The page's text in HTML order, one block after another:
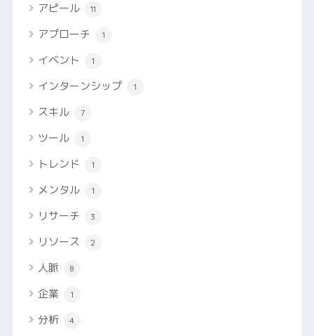
アピール 11
アプローチ 1
イベント 1
インターンシップ 1
スキル 7
ツール 1
トレンド 1
メンタル 1
リサーチ 3
リソース 2
人脈 8
企業 1
分析 4